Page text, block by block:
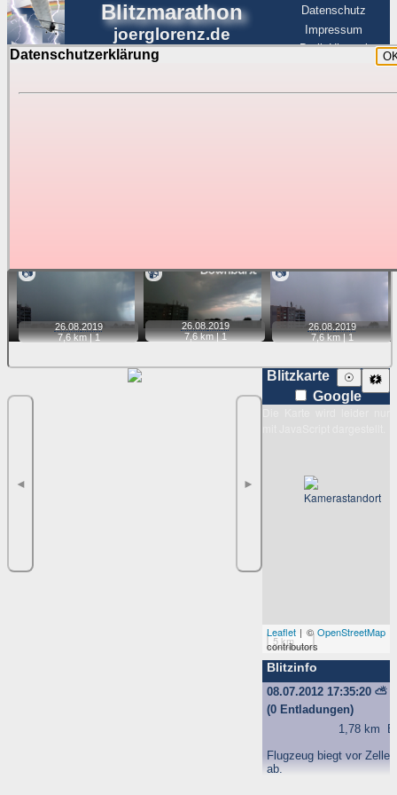
Datenschutzerklärung
Blitzmarathon
joerglorenz.de
Datenschutz
Impressum
BerlinHimmel
Blitzmarathon
Luftfahrt
📷
26.08. 2019
7,6 km |1
📹
26.08. 2019
7,6 km |1
📷
26.08.2019
7,6 km |1
◄ ►
Blitzkarte 🗱
☉
Google
5 km
Leaflet | ©OpenStreetMap
contributors
Blitzinfo
08.07.2012 17:35:20⛅
(0 Entladungen)
1,78 km
Flugzeug biegt vor Zelle
ab.